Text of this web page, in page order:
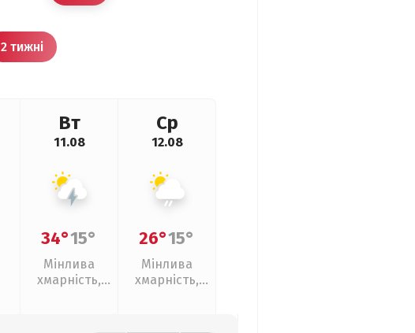
2 тижні
Вт
11.08
34°15°
Мінлива
хмарність,
Ср
12.08
26°15°
Мінлива
хмарність,